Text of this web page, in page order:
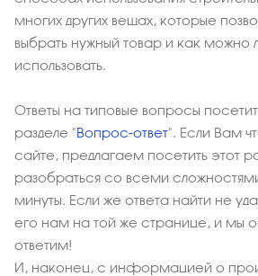
многих других вещах, которые
выбрать нужный товар и как можно
использовать.
Ответы на типовые вопросы
разделе "Вопрос-ответ". Если Вам
сайте, предлагаем посетить этот
разобраться со всеми
минуты. Если же ответа найти не
его нам на той же странице, и мы
ответим!
И, наконец, с информацией о